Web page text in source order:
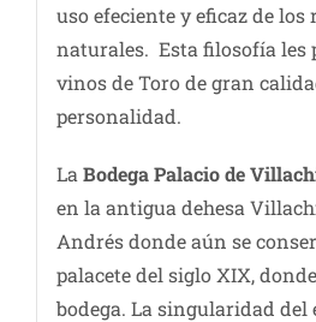
uso efeciente y eficaz de los
naturales. Esta filosofía les
vinos de Toro de gran
personalidad.
La Bodega Palacio de
en la antigua dehesa
Andrés donde aún se
palacete del siglo XIX,
bodega. La singularidad del